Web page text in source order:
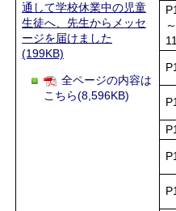
通して学校休業中の児童
生徒へ、先生からメッセ
ージを届けました
(199KB)
全ページの内容は
こちら(8,596KB)
～
11